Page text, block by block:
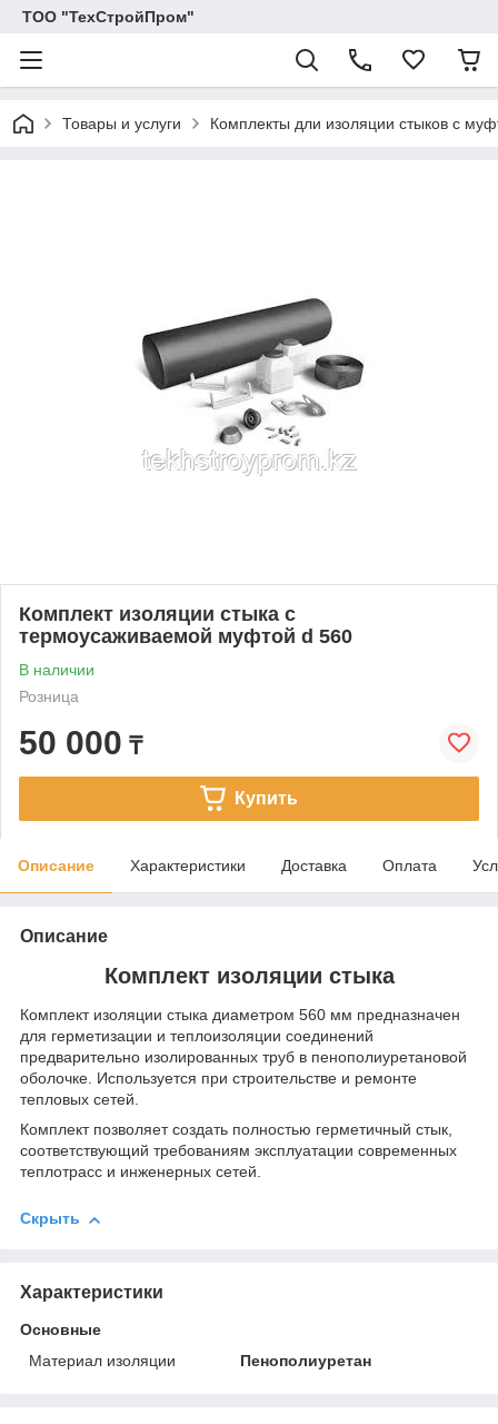
ТОО "ТехСтройПром"
Товары и услуги Комплекты дли изоляции стыков с
Комплект изоляции стыка с
термоусаживаемой муфтой d 560
В наличии
Розница
50 000 ₸
Купить
Описание Характеристики Доставка Оплата
Описание
Комплект изоляции стыка
Комплект изоляции стыка диаметром 560 мм предназначен
для герметизации и теплоизоляции соединений
предварительно изолированных труб в пенополиуретановой
оболочке. Используется при строительстве и ремонте
тепловых сетей.
Комплект позволяет создать полностью герметичный стык,
соответствующий требованиям эксплуатации современных
теплотрасс и инженерных сетей.
Скрыть
Характеристики
Основные
Материал изоляции
Пенополиуретан